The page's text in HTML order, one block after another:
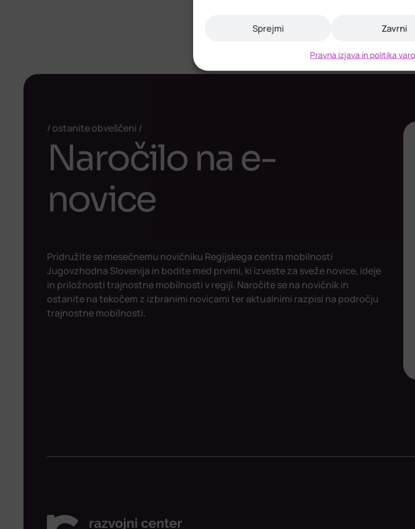
Sprejmi Zavrni
Pravna izjava in politika
ostanite obveščeni
Naročilo na e-
novice
Pridružite se mesečnemu novičniku Regijskega centra mobilnosti
Jugovzhodna Slovenija in bodite med prvimi, ki izveste za sveže novice, ideje
in priložnosti trajnostne mobilnosti v regiji. Naročite se na novičnik in
ostanite na tekočem z izbranimi novicami ter aktualnimi razpisi na področju
trajnostne mobilnosti.